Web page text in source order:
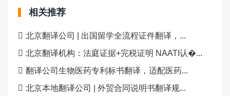
相关推荐
北京翻译公司 | 出国留学全流程证件翻译，...
北京翻译机构：法庭证据+完税证明 NAATI认�...
翻译公司生物医药专利标书翻译，适配医药...
北京本地翻译公司 | 外贸合同说明书翻译规...